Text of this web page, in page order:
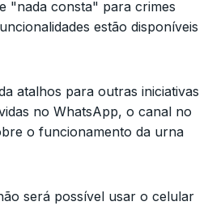
"nada consta" para crimes
estão disponíveis
atalhos para outras iniciativas
no WhatsApp, o canal no
o funcionamento da urna
será possível usar o celular